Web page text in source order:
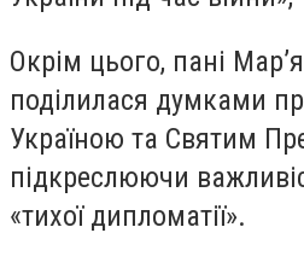
Окрім цього, пані
поділилася думками
Україною та Святим
підкреслюючи
«тихої дипломатії».